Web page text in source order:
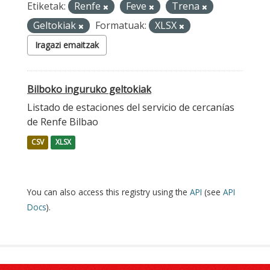
Etiketak: Renfe Feve
Trena
Geltokiak
Formatuak: XLSX
Iragazi emaitzak
Bilboko inguruko geltokiak
Listado de estaciones del servicio de cercanías
de Renfe Bilbao
CSV XLSX
You can also access this registry using the API (see API
Docs).